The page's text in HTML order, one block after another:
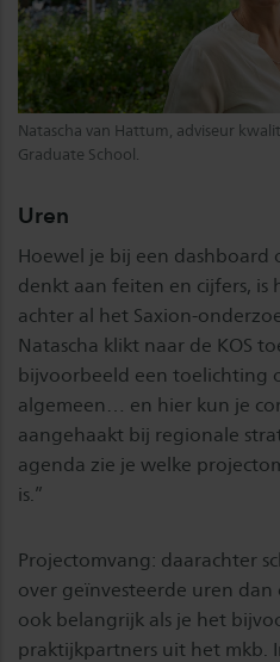
Natascha van Hattum, adviseur
Graduate School.
Uren
Hoewel je bij een dashboard
denkt aan feiten en cijfers, is
achter al het Saxion-
Natascha klikt naar de KOS
bijvoorbeeld een toelichting
algemeen… en hier kun je
aangehaakt bij regionale
agenda zie je welke
is.”
Projectomvang: daarachter
over geïnvesteerde uren
ook belangrijk als je het
praktijkpartners uit het mkb.